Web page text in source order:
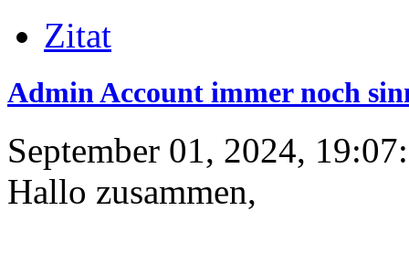
Zitat
Admin Account immer noch
September 01, 2024,
Hallo zusammen,